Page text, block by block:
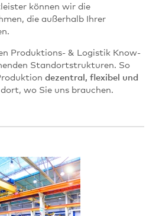
können wir die
die außerhalb Ihrer
Produktions- & Logistik Know-
Standortstrukturen. So
dezentral, flexibel und
wo Sie uns brauchen.